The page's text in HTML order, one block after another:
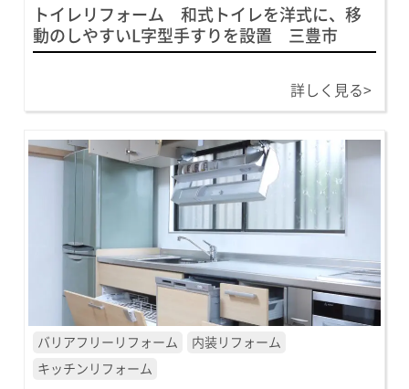
トイレリフォーム 和式トイレを洋式に、移
動のしやすいL字型手すりを設置 三豊市
詳しく見る>
バリアフリーリフォーム 内装リフォーム
キッチンリフォーム